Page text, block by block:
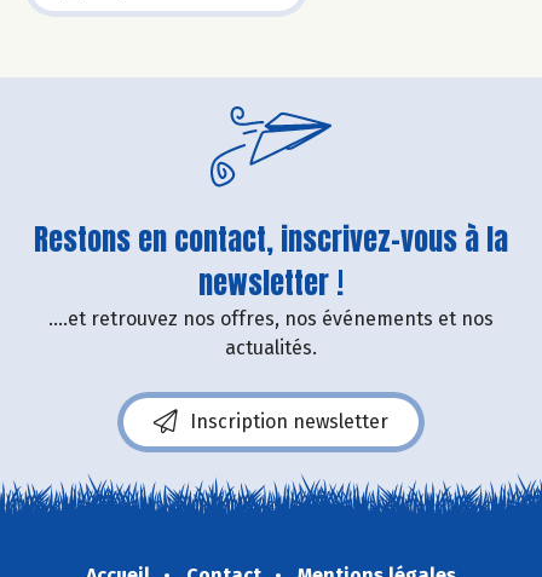
Restons en contact, inscrivez-vous à la
newsletter !
....et retrouvez nos offres, nos événements et nos
actualités.
Inscription newsletter